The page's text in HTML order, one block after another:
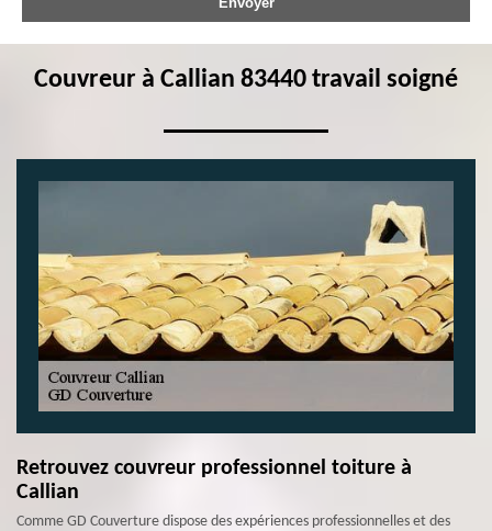
Couvreur à Callian 83440 travail soigné
Retrouvez couvreur professionnel toiture à
Callian
Comme GD Couverture dispose des expériences professionnelles et des